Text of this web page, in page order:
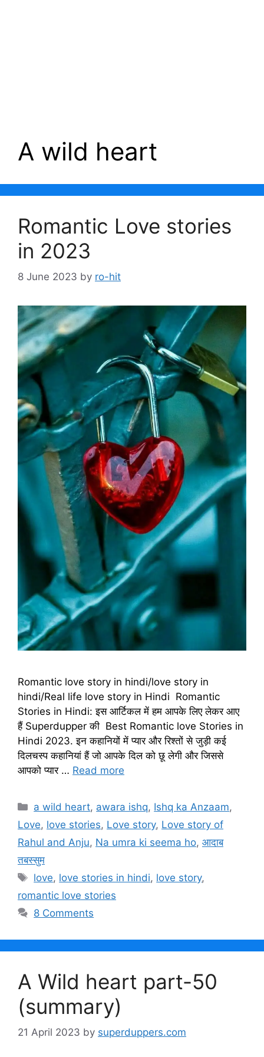
A wild heart
Romantic Love stories
in 2023
8 June 2023 by ro-hit
Romantic love story in hindi/love story in
hindi/Real life love story in Hindi Romantic
Stories in Hindi: इस आर्टिकल में हम आपके लिए लेकर आए
हैं Superdupper की Best Romantic love Stories in
Hindi 2023. इन कहानियों में प्यार और रिश्तों से जुड़ी कई
दिलचस्प कहानियां हैं जो आपके दिल को छू लेगी और जिससे
आपको प्यार … Read more
Categories
a wild heart, awara ishq, Ishq ka Anzaam,
Love, love stories, Love story, Love story of
Rahul and Anju, Na umra ki seema ho, आदाब
तबस्सुम
Tags
love, love stories in hindi, love story,
romantic love stories
8 Comments
A Wild heart part-50
(summary)
21 April 2023 by superduppers.com